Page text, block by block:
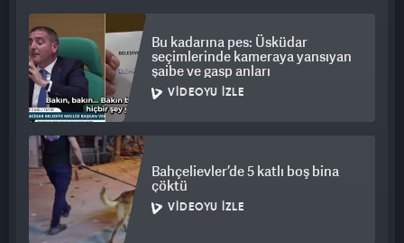
Bu kadarına pes: Üsküdar
seçimlerinde kameraya yansıyan
şaibe ve gasp anları
VIDEOYU İZLE
Bahçelievler’de 5 katlı boş bina
çöktü
VIDEOYU İZLE